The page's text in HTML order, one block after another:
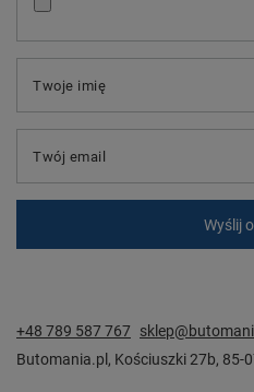
Twoje imię
Twój email
Wyślij
+48 789 587 767
Butomania.pl , Kościuszki 27b, 85-